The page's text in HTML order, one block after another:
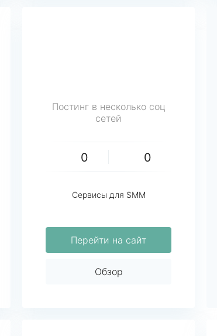
Постинг в несколько соц
сетей
0 0
Сервисы для SMM
Перейти на сайт
Обзор